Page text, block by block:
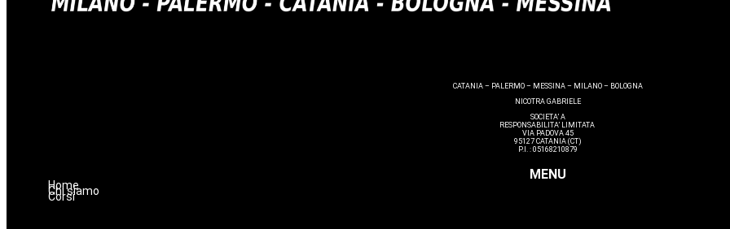
CATANIA – PALERMO – MESSINA – MILANO – BOLOGNA
NICOTRA GABRIELE
SOCIETA’ A
RESPONSABILITA’ LIMITATA
VIA PADOVA 45
95127 CATANIA (CT)
P.I. : 05168210879
MENU
Home
Chi siamo
Corsi